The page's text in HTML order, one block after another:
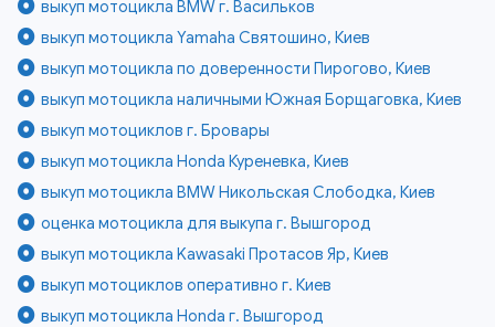
выкуп мотоцикла BMW г. Васильков
выкуп мотоцикла Yamaha Святошино, Киев
выкуп мотоцикла по доверенности Пирогово, Киев
выкуп мотоцикла наличными Южная Борщаговка, Киев
выкуп мотоциклов г. Бровары
выкуп мотоцикла Honda Куреневка, Киев
выкуп мотоцикла BMW Никольская Слободка, Киев
оценка мотоцикла для выкупа г. Вышгород
выкуп мотоцикла Kawasaki Протасов Яр, Киев
выкуп мотоциклов оперативно г. Киев
выкуп мотоцикла Honda г. Вышгород